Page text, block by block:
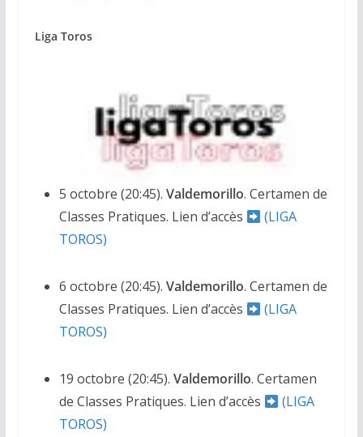
Liga Toros
5 octobre (20:45). Valdemorillo. Certamen de
Classes Pratiques. Lien d’accès
(LIGA
TOROS)
6 octobre (20:45). Valdemorillo. Certamen de
Classes Pratiques. Lien d’accès
(LIGA
TOROS)
19 octobre (20:45). Valdemorillo. Certamen
de Classes Pratiques. Lien d’accès
(LIGA
TOROS)